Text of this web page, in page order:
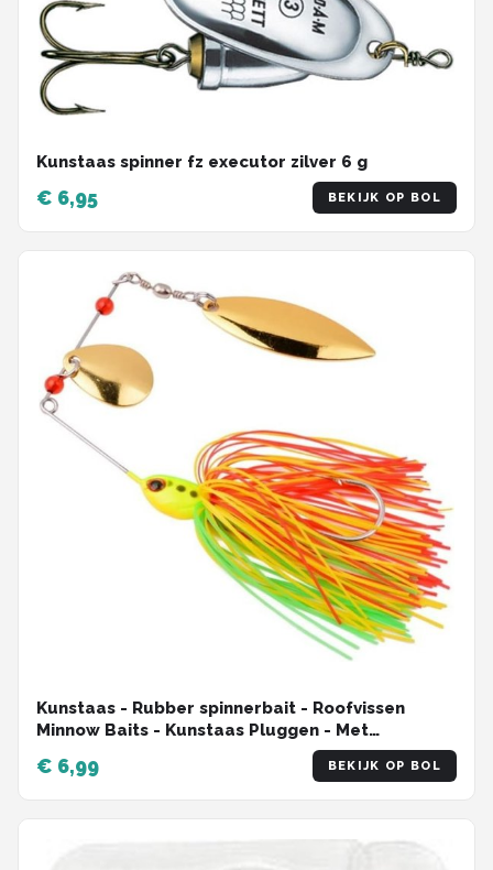
Kunstaas spinner fz executor zilver 6 g
€ 6,95 BEKIJK OP BOL
Kunstaas - Rubber spinnerbait - Roofvissen
Minnow Baits - Kunstaas Pluggen - Met
€ 6,99 BEKIJK OP BOL